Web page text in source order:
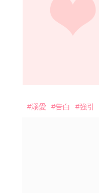
#溺愛 #告白 #強引